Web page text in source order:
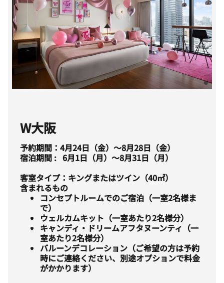
W大阪
予約期間：4月24日（金）～8月28日（金）
宿泊期間 : 6月1日（月）～8月31日（月）
客室タイプ：キングまたはツイン（40㎡）
含まれるもの
コンセプトルームでのご宿泊（一室2名様ま
で）
ウェルカムキット（一室あたり2名様分）
キャンディ・ドリームアフタヌーンティ（一
室あたり2名様分）
バルーンデコレーション（ご希望の方は予約
時にご連絡ください、別途オプションで料金
がかかります）